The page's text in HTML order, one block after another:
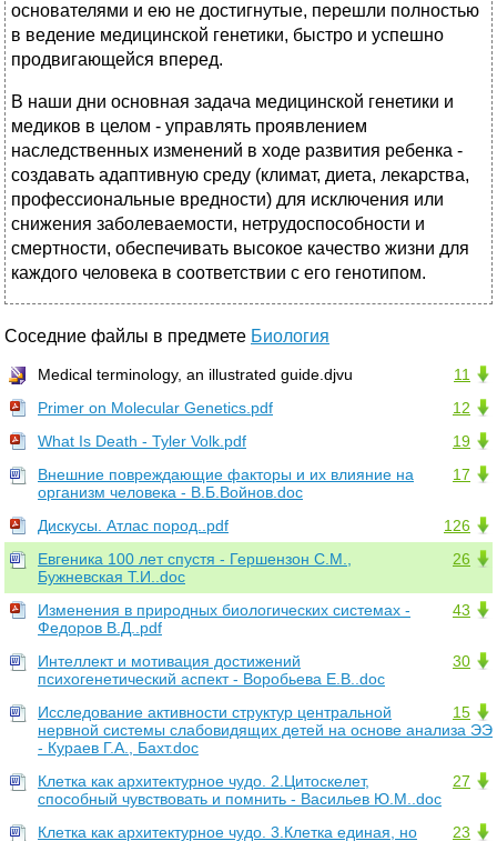
основателями и ею не достигнутые, перешли полностью
в ведение медицинской генетики, быстро и успешно
продвигающейся вперед.
В наши дни основная задача медицинской генетики и
медиков в целом - управлять проявлением
наследственных изменений в ходе развития ребенка -
создавать адаптивную среду (климат, диета, лекарства,
профессиональные вредности) для исключения или
снижения заболеваемости, нетрудоспособности и
смертности, обеспечивать высокое качество жизни для
каждого человека в соответствии с его генотипом.
Соседние файлы в предмете Биология
11
Medical terminology, an illustrated guide.djvu
12
Primer on Molecular Genetics.pdf
19
What Is Death - Tyler Volk.pdf
17
Внешние повреждающие факторы и их влияние на
организм человека - В.Б.Войнов.doc
126
Дискусы. Атлас пород..pdf
26
Евгеника 100 лет спустя - Гершензон С.М.,
Бужневская Т.И..doc
43
Изменения в природных биологических системах -
Федоров В.Д..pdf
30
Интеллект и мотивация достижений
психогенетический аспект - Воробьева Е.В..doc
15
Исследование активности структур центральной
нервной системы слабовидящих детей на основе анализа ЭЭ
- Кураев Г.А., Бахт.doc
27
Клетка как архитектурное чудо. 2.Цитоскелет,
способный чувствовать и помнить - Васильев Ю.М..doc
23
Клетка как архитектурное чудо. 3.Клетка единая, но